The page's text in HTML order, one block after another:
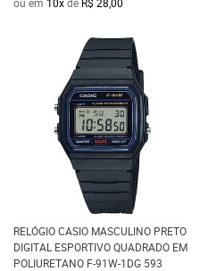
RELÓGIO CASIO MASCULINO PRETO
DIGITAL ESPORTIVO QUADRADO EM
POLIURETANO F-91W-1DG 593